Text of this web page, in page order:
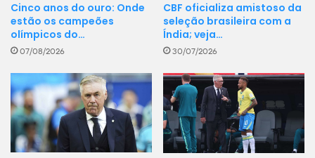
Cinco anos do ouro: Onde
estão os campeões
olímpicos do…
07/08/2026
CBF oficializa amistoso da
seleção brasileira com a
Índia; veja…
30/07/2026